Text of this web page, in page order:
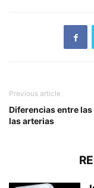
Previous article
Diferencias entre las
las arterias